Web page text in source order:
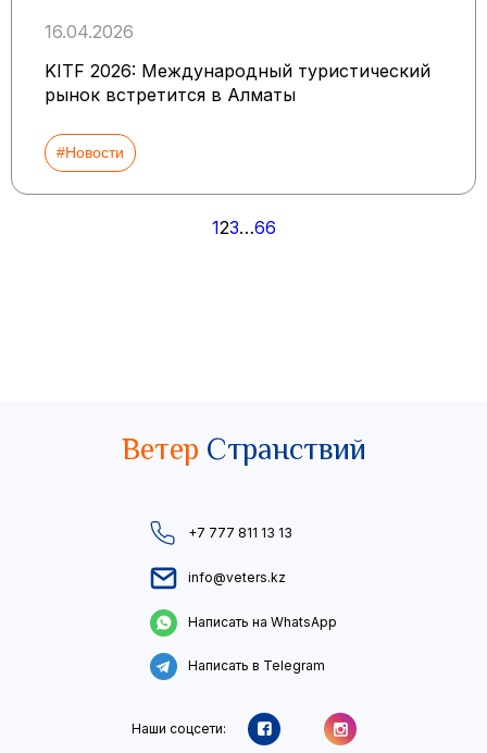
16.04.2026
KITF 2026: Международный туристический
рынок встретится в Алматы
#Новости
123…66
Ветер Странствий
+7 777 811 13 13
info@veters.kz
Написать на WhatsApp
Написать в Telegram
Наши соцсети: